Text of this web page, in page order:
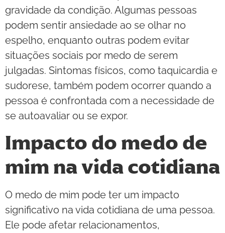
gravidade da condição. Algumas pessoas
podem sentir ansiedade ao se olhar no
espelho, enquanto outras podem evitar
situações sociais por medo de serem
julgadas. Sintomas físicos, como taquicardia e
sudorese, também podem ocorrer quando a
pessoa é confrontada com a necessidade de
se autoavaliar ou se expor.
Impacto do medo de
mim na vida cotidiana
O medo de mim pode ter um impacto
significativo na vida cotidiana de uma pessoa.
Ele pode afetar relacionamentos,